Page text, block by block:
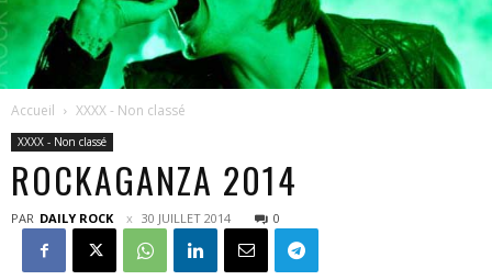
Accueil XXXX - Non classé
XXXX - Non classé
ROCKAGANZA 2014
PAR DAILY ROCK 30 JUILLET 2014 0